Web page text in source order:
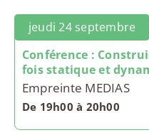
jeudi 24 septembre
Conférence :
fois statique et
Empreinte MEDIAS
De 19h00 à 20h00